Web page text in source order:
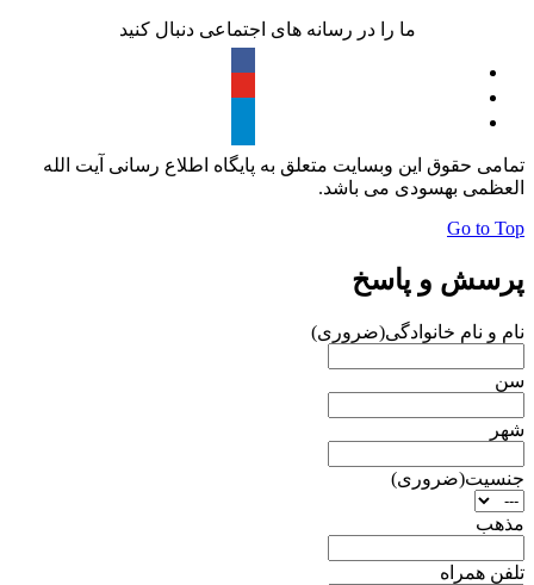
ما را در رسانه های اجتماعی دنبال کنید
تمامی حقوق این وبسایت متعلق به پایگاه اطلاع رسانی آیت الله
العظمی بهسودی می باشد.
Go to Top
پرسش و پاسخ
نام و نام خانوادگی(ضروری)
سن
شهر
جنسیت(ضروری)
مذهب
تلفن همراه